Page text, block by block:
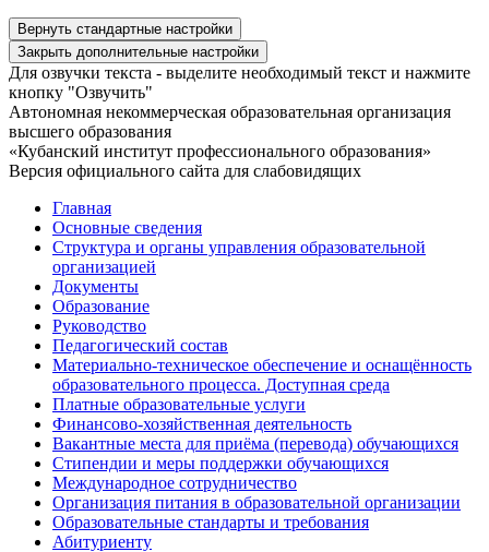
Вернуть стандартные настройки
Закрыть дополнительные настройки
Для озвучки текста - выделите необходимый текст и нажмите
кнопку "Озвучить"
Автономная некоммерческая образовательная организация
высшего образования
«Кубанский институт профессионального образования»
Версия официального сайта для слабовидящих
Главная
Основные сведения
Структура и органы управления образовательной
организацией
Документы
Образование
Руководство
Педагогический состав
Материально-техническое обеспечение и оснащённость
образовательного процесса. Доступная среда
Платные образовательные услуги
Финансово-хозяйственная деятельность
Вакантные места для приёма (перевода) обучающихся
Стипендии и меры поддержки обучающихся
Международное сотрудничество
Организация питания в образовательной организации
Образовательные стандарты и требования
Абитуриенту